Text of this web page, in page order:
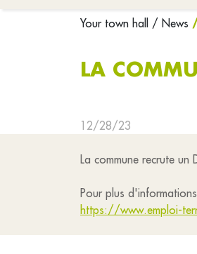
Your town hall / News
LA
12/28/23
La commune recrute un
Pour plus
https://www.emploi-